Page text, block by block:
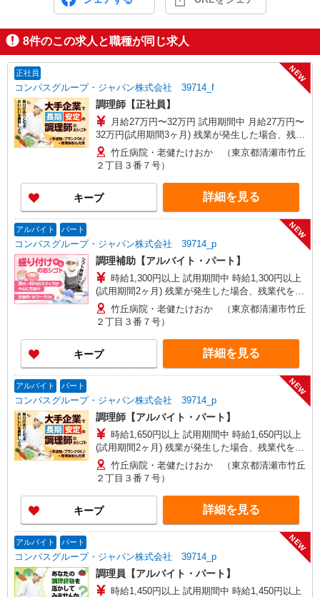
8件のこの求人と職種が同じ求人
正社員
コンパスグループ・ジャパン株式会社 39714_f
NEW
調理師【正社員】
月給27万円〜32万円 試用期間中 月給27万円〜
32万円(試用期間3ヶ月) 残業が発生した場合、残業
代を1分単位で別途支給します。 ※給与は経験や
前職給与に応じて決定します。
竹丘病院・老健たけおか （東京都清瀬市竹丘
２丁目３番７号）
キープ 詳細を見る
アルバイト パート
コンパスグループ・ジャパン株式会社 39714_p
NEW
調理補助【アルバイト・パート】
時給1,300円以上 試用期間中 時給1,300円以上
(試用期間2ヶ月) 残業が発生した場合、残業代を1
分単位で別途支給します。
竹丘病院・老健たけおか （東京都清瀬市竹丘
２丁目３番７号）
キープ 詳細を見る
アルバイト パート
コンパスグループ・ジャパン株式会社 39714_p
NEW
調理師【アルバイト・パート】
時給1,650円以上 試用期間中 時給1,650円以上
(試用期間2ヶ月) 残業が発生した場合、残業代を1
分単位で別途支給します。
竹丘病院・老健たけおか （東京都清瀬市竹丘
２丁目３番７号）
キープ 詳細を見る
アルバイト パート
コンパスグループ・ジャパン株式会社 39714_p
NEW
調理員【アルバイト・パート】
時給1,450円以上 試用期間中 時給1,450円以上